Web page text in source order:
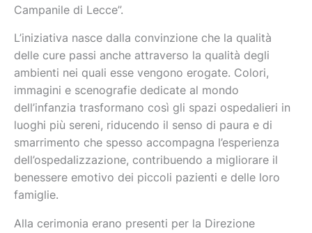
Campanile di Lecce”.
L’iniziativa nasce dalla convinzione che la qualità
delle cure passi anche attraverso la qualità degli
ambienti nei quali esse vengono erogate. Colori,
immagini e scenografie dedicate al mondo
dell’infanzia trasformano così gli spazi ospedalieri in
luoghi più sereni, riducendo il senso di paura e di
smarrimento che spesso accompagna l’esperienza
dell’ospedalizzazione, contribuendo a migliorare il
benessere emotivo dei piccoli pazienti e delle loro
famiglie.
Alla cerimonia erano presenti per la Direzione